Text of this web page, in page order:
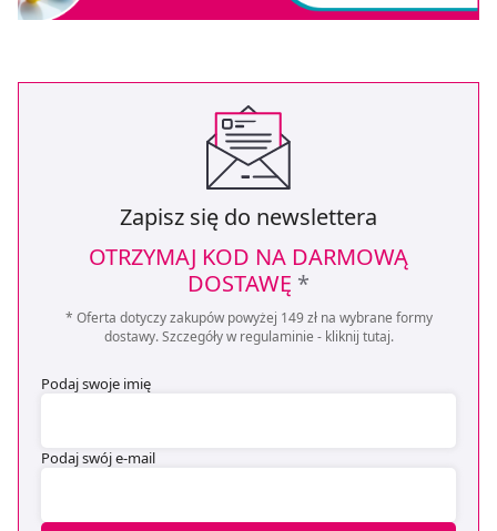
Zapisz się do newslettera
OTRZYMAJ KOD NA DARMOWĄ
DOSTAWĘ *
* Oferta dotyczy zakupów powyżej 149 zł na wybrane formy
dostawy. Szczegóły w regulaminie - kliknij tutaj.
Podaj swoje imię
Podaj swój e-mail